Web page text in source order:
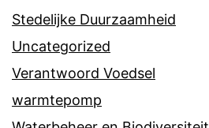
Stedelijke Duurzaamheid
Uncategorized
Verantwoord Voedsel
warmtepomp